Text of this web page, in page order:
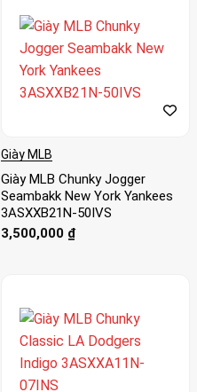
Giày MLB
Giày MLB Chunky Jogger
Seambakk New York Yankees
3ASXXB21N-50IVS
3,500,000 ₫